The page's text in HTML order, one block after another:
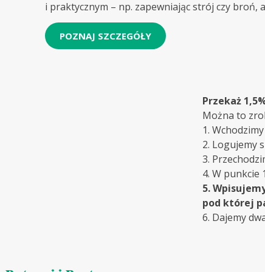
i praktycznym – np. zapewniając strój czy
POZNAJ SZCZEGÓŁY
Przekaż
Można to
1.
2. Logujemy
3.
4. W punkcie
5.
pod której
6. Dajemy